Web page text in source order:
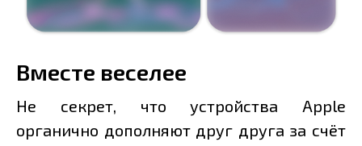
Вместе веселее
Не секрет, что устройства Apple
органично дополняют друг друга за счёт